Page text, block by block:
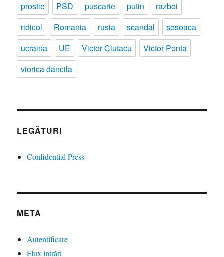
prostie
PSD puscarie putin
razboi
ridicol
Romania rusia scandal
sosoaca
ucraina
UE Victor Ciutacu
Victor Ponta
viorica dancila
LEGĂTURI
Confidential Press
META
Autentificare
Flux intrări